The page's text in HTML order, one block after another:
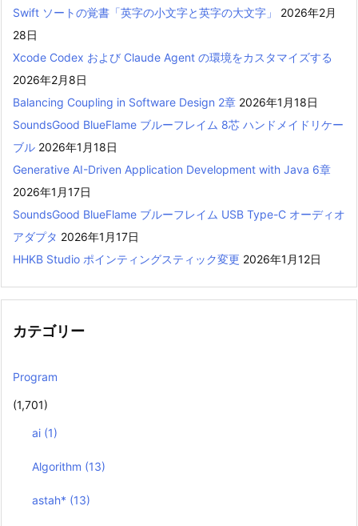
Swift ソートの覚書「英字の小文字と英字の大文字」
2026年2月
28日
Xcode Codex および Claude Agent の環境をカスタマイズする
2026年2月8日
Balancing Coupling in Software Design 2章 2026年1月18日
SoundsGood BlueFlame ブルーフレイム 8芯 ハンドメイドリケー
ブル 2026年1月18日
Generative AI-Driven Application Development with Java 6章
2026年1月17日
SoundsGood BlueFlame ブルーフレイム USB Type-C オーディオ
アダプタ 2026年1月17日
HHKB Studio ポインティングスティック変更 2026年1月12日
カテゴリー
Program
(1,701)
ai (1)
Algorithm (13)
astah* (13)